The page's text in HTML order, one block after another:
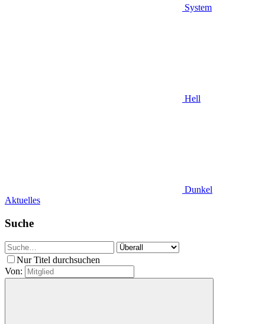
System
Hell
Dunkel
Aktuelles
Suche
Nur Titel durchsuchen
Von: